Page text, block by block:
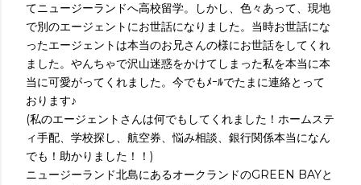
てニュージーランドへ高校留学。しかし、色々あって、現地
で別のエージェントにお世話になりました。当時お世話にな
ったエージェントは本当のお兄さんの様にお世話をしてくれ
ました。やんちゃで沢山迷惑をかけてしまった私を本当に本
当に可愛がってくれました。今でもﾒｰﾙでたまに連絡とって
おります♪
(私のエージェントさんは何でもしてくれました！ホームステ
ィ手配、学校探し、航空券、悩み相談、銀行関係本当になん
でも！助かりました！！)
ニュージーランド北島にあるオークランドのGREEN BAYと